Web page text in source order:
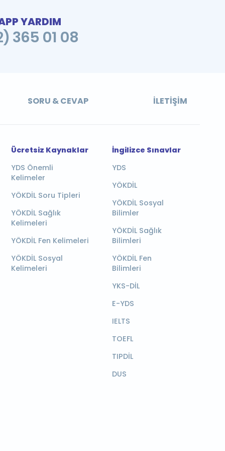
YARDIM
365 01 08
SORU & CEVAP İLETIŞIM
Ücretsiz Kaynaklar
YDS Önemli
Kelimeler
YÖKDİL Soru Tipleri
YÖKDİL Sağlık
Kelimeleri
YÖKDİL Fen Kelimeleri
YÖKDİL Sosyal
Kelimeleri
İngilizce Sınavlar
YDS
YÖKDİL
YÖKDİL Sosyal
Bilimler
YÖKDİL Sağlık
Bilimleri
YÖKDİL Fen
Bilimleri
YKS-DİL
E-YDS
IELTS
TOEFL
TIPDİL
DUS